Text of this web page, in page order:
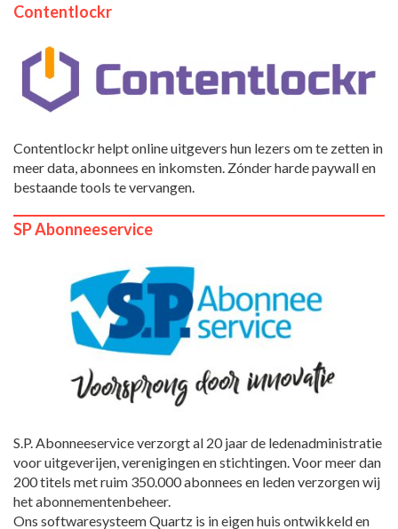
Contentlockr
Contentlockr helpt online uitgevers hun lezers om te zetten in
meer data, abonnees en inkomsten. Zónder harde paywall en
bestaande tools te vervangen.
SP Abonneeservice
S.P. Abonneeservice verzorgt al 20 jaar de ledenadministratie
voor uitgeverijen, verenigingen en stichtingen. Voor meer dan
200 titels met ruim 350.000 abonnees en leden verzorgen wij
het abonnementenbeheer.
Ons softwaresysteem Quartz is in eigen huis ontwikkeld en